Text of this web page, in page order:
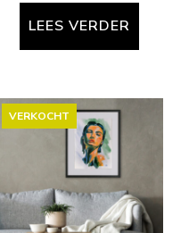
LEES VERDER
VERKOCHT